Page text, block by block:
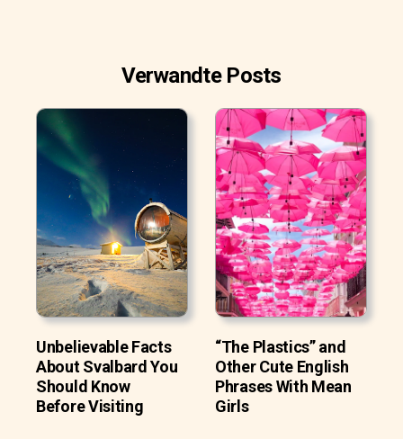
Verwandte Posts
Unbelievable Facts
About Svalbard You
Should Know
Before Visiting
“The Plastics” and
Other Cute English
Phrases With Mean
Girls